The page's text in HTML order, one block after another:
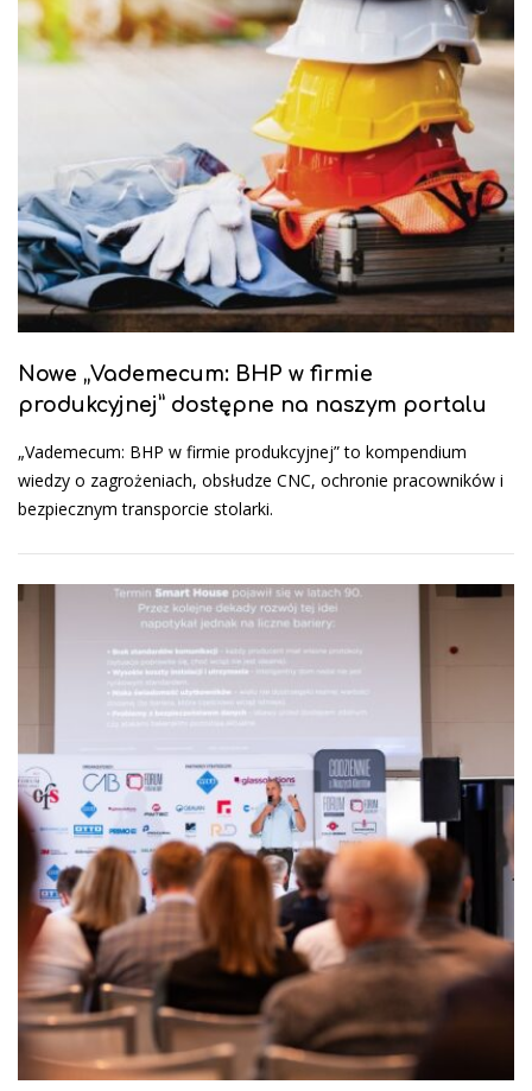
Nowe „Vademecum: BHP w firmie
produkcyjnej” dostępne na naszym portalu
„Vademecum: BHP w firmie produkcyjnej” to kompendium
wiedzy o zagrożeniach, obsłudze CNC, ochronie pracowników i
bezpiecznym transporcie stolarki.